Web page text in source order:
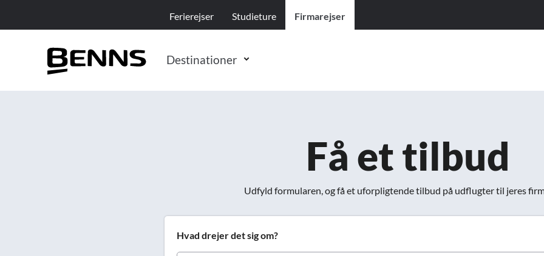
Ferierejser Studieture Firmarejser
Destinationer
Få et tilbud
Udfyld formularen, og få et uforpligtende tilbud på udflugter til jeres
Hvad drejer det sig om?